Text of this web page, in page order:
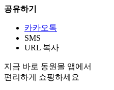
공유하기
카카오톡
SMS
URL 복사
지금 바로 동원몰 앱에서
편리하게 쇼핑하세요